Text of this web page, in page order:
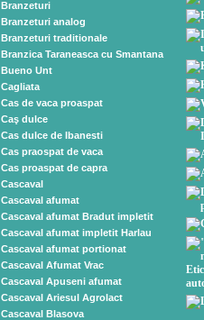
Branzeturi
Branzeturi analog
Branzeturi traditionale
Branzica Taraneasca cu Smantana
Bueno Unt
Cagliata
Cas de vaca proaspat
Caş dulce
Cas dulce de Ibanesti
Cas praospat de vaca
Cas proaspat de capra
Cascaval
Cascaval afumat
Cascaval afumat Bradut impletit
Cascaval afumat impletit Harlau
Cascaval afumat portionat
Cascaval Afumat Vrac
Cascaval Apuseni afumat
Cascaval Ariesul Agrolact
Cascaval Blasova